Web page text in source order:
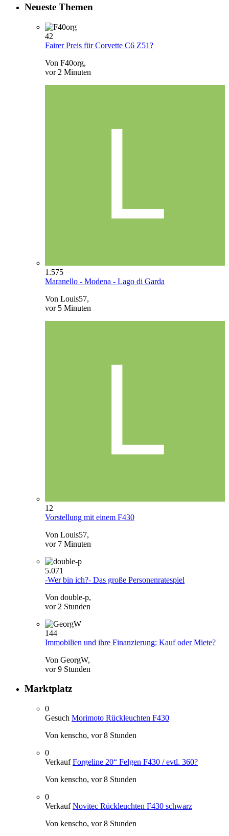
Neueste Themen
42
Fairer Preis für Corvette C6 Z51?
Von F40org,
vor 2 Minuten
1.575
Maranello - Modena - Lago di Garda
Von Louis57,
vor 5 Minuten
12
Vorstellung mit einem F430
Von Louis57,
vor 7 Minuten
5.071
-Wer bin ich?- Das große Personenratespiel
Von double-p,
vor 2 Stunden
144
Immobilien und ihre Finanzierung: Kauf oder Miete?
Von GeorgW,
vor 9 Stunden
Marktplatz
0
Gesuch Morimoto Rückleuchten F430
Von kenscho, vor 8 Stunden
0
Verkauf Forgeline 20“ Felgen F430 / evtl. 360?
Von kenscho, vor 8 Stunden
0
Verkauf Novitec Rückleuchten F430 schwarz
Von kenscho, vor 8 Stunden